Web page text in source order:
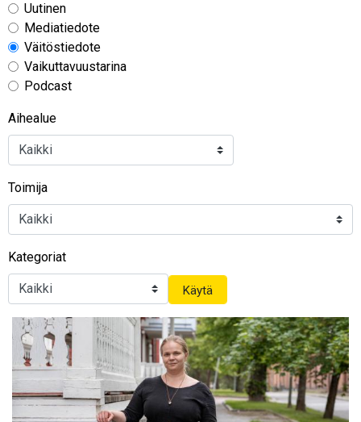
Uutinen
Mediatiedote
Väitöstiedote
Vaikuttavuustarina
Podcast
Aihealue
Toimija
Kategoriat